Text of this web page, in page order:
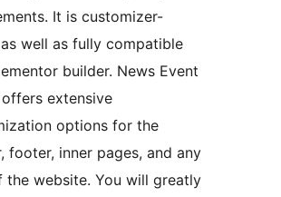
It is customizer-
well as fully compatible
builder. News Event
extensive
options for the
footer, inner pages, and any
the website. You will greatly